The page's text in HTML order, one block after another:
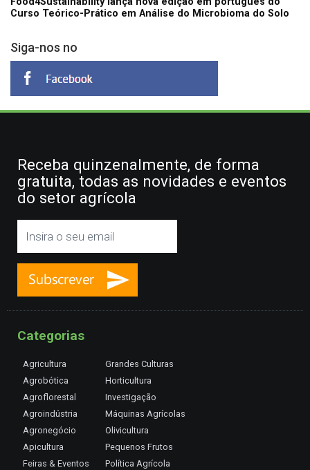
Curso Teórico-Prático em Análise do Microbioma do Solo
Siga-nos no
Receba quinzenalmente, de forma
gratuita, todas as novidades e eventos
do setor agrícola
Categorias
Agricultura
Agrobótica
Agroflorestal
Agroindústria
Agronegócio
Apicultura
Feiras & Eventos
Grandes Culturas
Horticultura
Investigação
Máquinas Agrícolas
Olivicultura
Pequenos Frutos
Política Agrícola